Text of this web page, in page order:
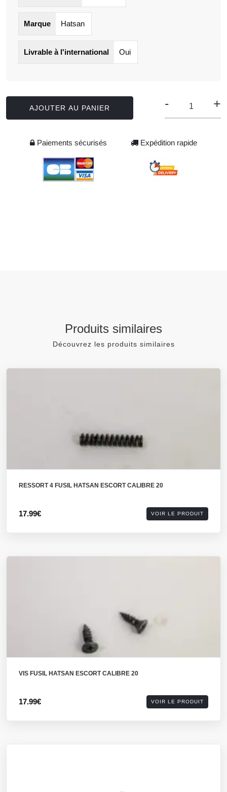
Marque Hatsan
Livrable à l'international Oui
AJOUTER AU PANIER - +
Paiements sécurisés Expédition rapide
Produits similaires
Découvrez les produits similaires
RESSORT 4 FUSIL HATSAN ESCORT CALIBRE 20
17.99€ VOIR LE PRODUIT
VIS FUSIL HATSAN ESCORT CALIBRE 20
17.99€ VOIR LE PRODUIT